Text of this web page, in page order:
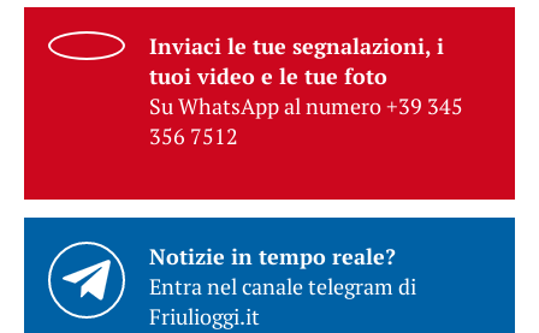
Inviaci le tue segnalazioni, i
tuoi video e le tue foto
Su WhatsApp al numero +39 345
356 7512
Notizie in tempo reale?
Entra nel canale telegram di
Friulioggi.it